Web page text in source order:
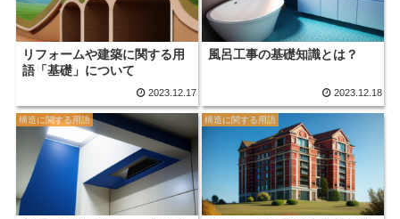
リフォームや建築に関する用
語「基礎」について
2023.12.17
風呂工事の基礎知識とは？
2023.12.18
構造に関する用語 構造に関する用語